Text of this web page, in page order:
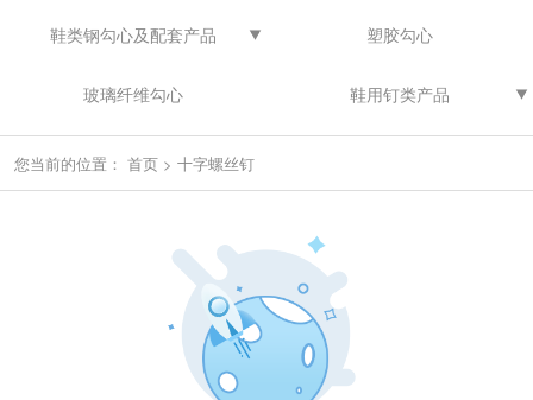
鞋类钢勾心及配套产品 塑胶勾心
玻璃纤维勾心 鞋用钉类产品
您当前的位置： 首页 > 十字螺丝钉